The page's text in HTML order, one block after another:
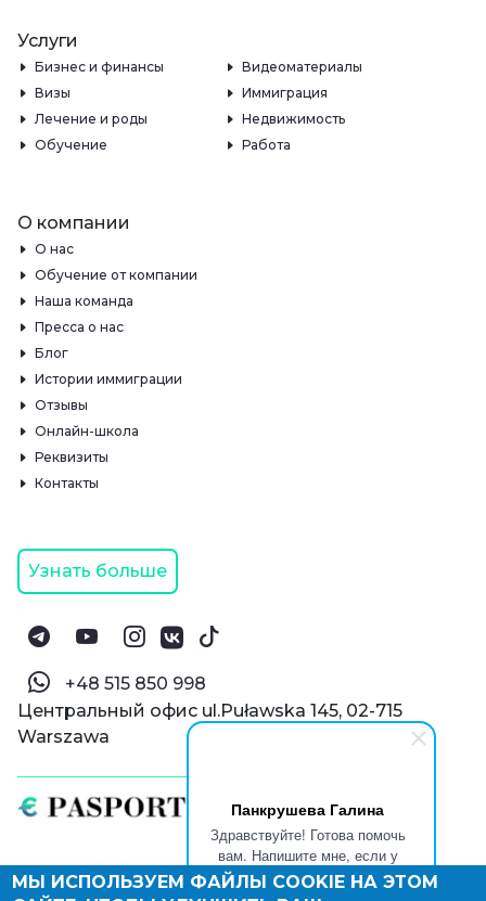
Панкрушева Галина
Здравствуйте! Готова помочь
вам. Напишите мне, если у
вас появятся вопросы.
© Паспорт Онлайн 2019—2026
Услуги
Бизнес и финансы
Видеоматериалы
Визы
Иммиграция
Лечение и роды
Недвижимость
Обучение
Работа
О компании
О нас
Обучение от компании
Наша команда
Пресса о нас
Блог
Истории иммиграции
Отзывы
Онлайн-школа
Реквизиты
Контакты
Узнать больше
‪+48 515 850 998‬
Центральный офис ul.Puławska 145, 02-715
Warszawa
МЫ ИСПОЛЬЗУЕМ ФАЙЛЫ COOKIE НА ЭТОМ